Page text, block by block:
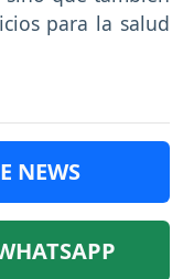
para la salud
NEWS